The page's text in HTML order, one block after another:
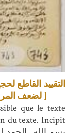
لضعف المريدين من أهل التوفيق والتسديد ]
que le texte
du texte. Incipit